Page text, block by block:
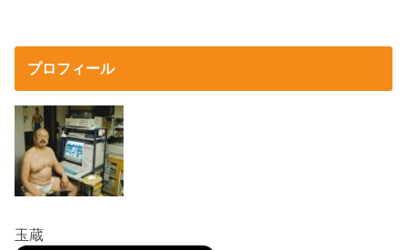
プロフィール
玉蔵